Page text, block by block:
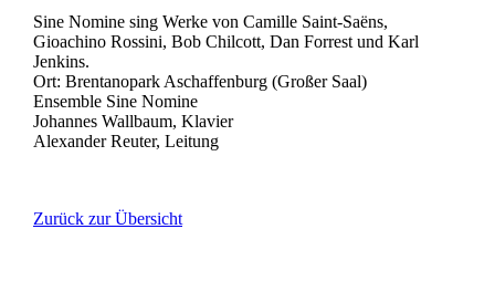
Sine Nomine sing Werke von Camille Saint-Saëns,
Gioachino Rossini, Bob Chilcott, Dan Forrest und Karl
Jenkins.
Ort: Brentanopark Aschaffenburg (Großer Saal)
Ensemble Sine Nomine
Johannes Wallbaum, Klavier
Alexander Reuter, Leitung
Zurück zur Übersicht